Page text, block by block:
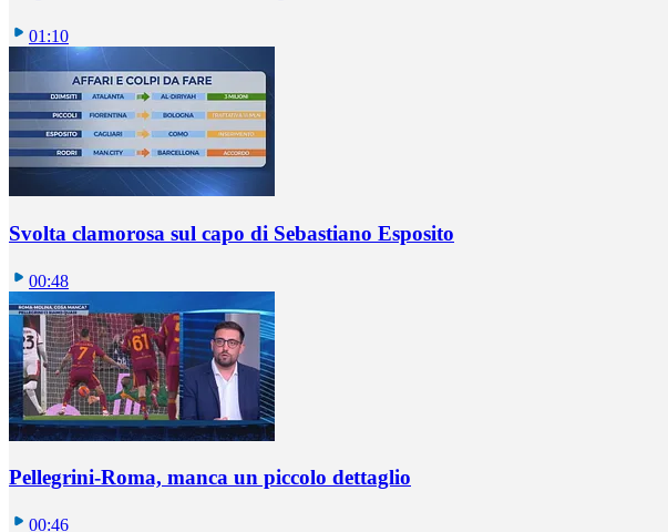
01:10
Svolta clamorosa sul capo di Sebastiano Esposito
00:48
Pellegrini-Roma, manca un piccolo dettaglio
00:46